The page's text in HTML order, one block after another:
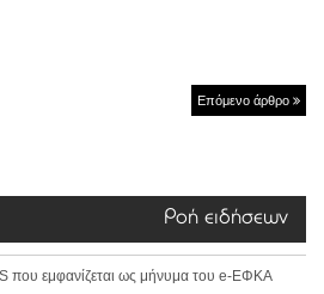
Επόμενο άρθρο
Ροή ειδήσεων
που εμφανίζεται ως μήνυμα του e-ΕΦΚΑ